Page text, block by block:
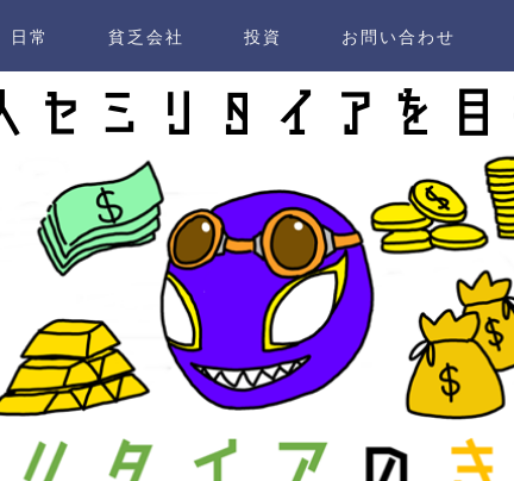
日常 貧乏会社 投資 お問い合わせ